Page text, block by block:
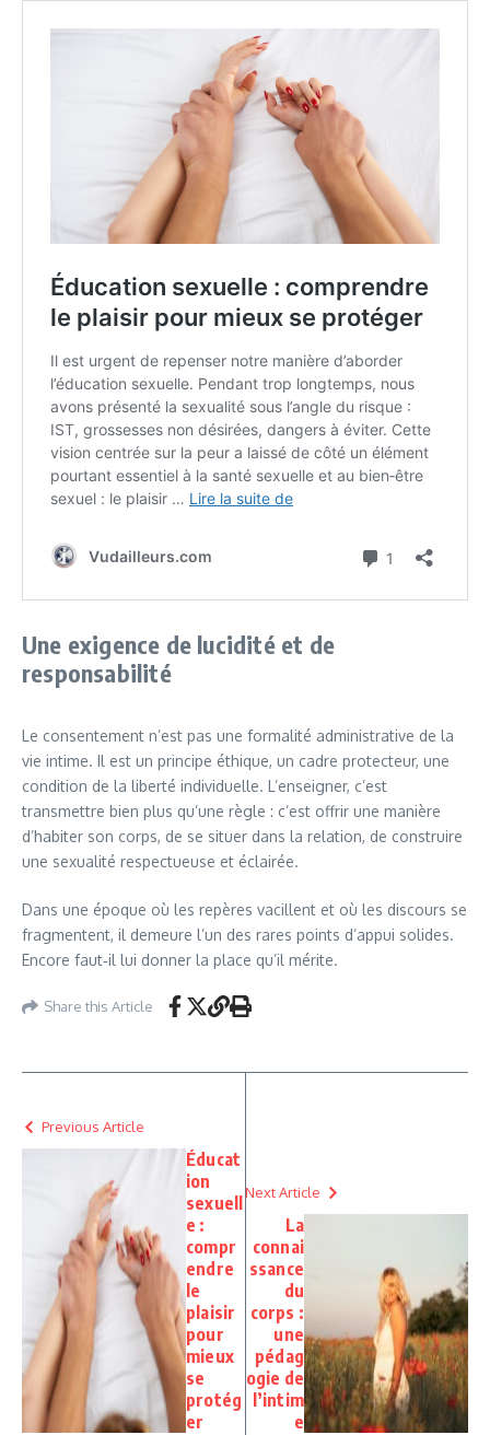
Une exigence de lucidité et de
responsabilité
Le consentement n’est pas une formalité administrative de la
vie intime. Il est un principe éthique, un cadre protecteur, une
condition de la liberté individuelle. L’enseigner, c’est
transmettre bien plus qu’une règle : c’est offrir une manière
d’habiter son corps, de se situer dans la relation, de construire
une sexualité respectueuse et éclairée.
Dans une époque où les repères vacillent et où les discours se
fragmentent, il demeure l’un des rares points d’appui solides.
Encore faut‑il lui donner la place qu’il mérite.
Share this Article
Previous Article
Éducat
ion
sexuell
e :
compr
endre
le
plaisir
pour
mieux
se
protég
er
Next Article
La
connai
ssance
du
corps :
une
pédag
ogie de
l’intim
e